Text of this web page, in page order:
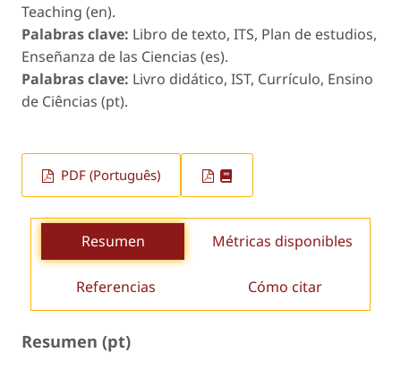
Teaching (en).
Palabras clave: Libro de texto, ITS, Plan de estudios,
Enseñanza de las Ciencias (es).
Palabras clave: Livro didático, IST, Currículo, Ensino
de Ciências (pt).
PDF (Português)
Resumen Métricas disponibles
Referencias Cómo citar
Resumen (pt)